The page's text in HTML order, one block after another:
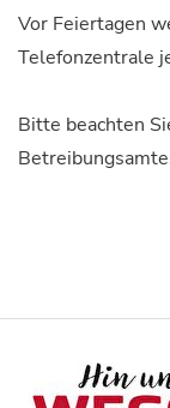
Vor Feiertagen
Telefonzentrale
Bitte beachten
Logos